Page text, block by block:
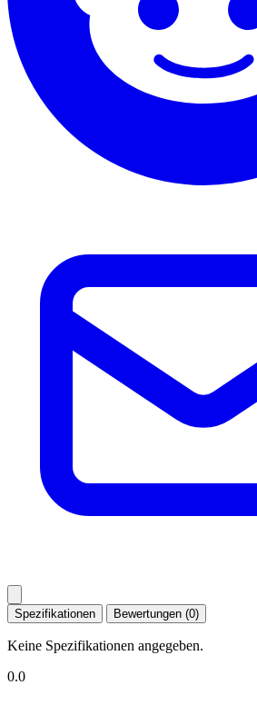
Spezifikationen Bewertungen (0)
Keine Spezifikationen angegeben.
0.0